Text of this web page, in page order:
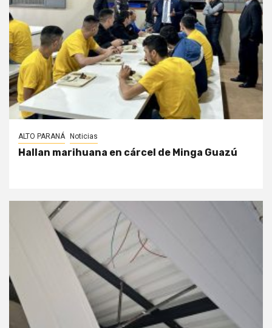
ALTO PARANÁ Noticias
Hallan marihuana en cárcel de Minga Guazú